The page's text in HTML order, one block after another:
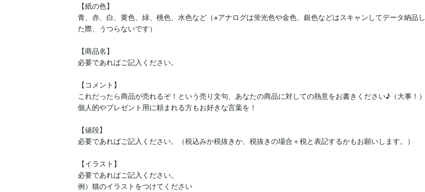
【紙の色】
青、赤、白、黄色、緑、桃色、水色など（※アナログは蛍光色や金色、銀色などはスキャンしてデータ納品し
た際、うつらないです）
【商品名】
必要であればご記入ください。
【コメント】
これだったら商品が売れるぞ！という売り文句、あなたの商品に対しての熱意をお書きください♪（大事！）
個人的やプレゼント用に頼まれる方もお好きな言葉を！
【値段】
必要であればご記入ください。（税込みか税抜きか、税抜きの場合＋税と表記するかもお願いします。）
【イラスト】
必要であればご記入ください。
例）猫のイラストをつけてください